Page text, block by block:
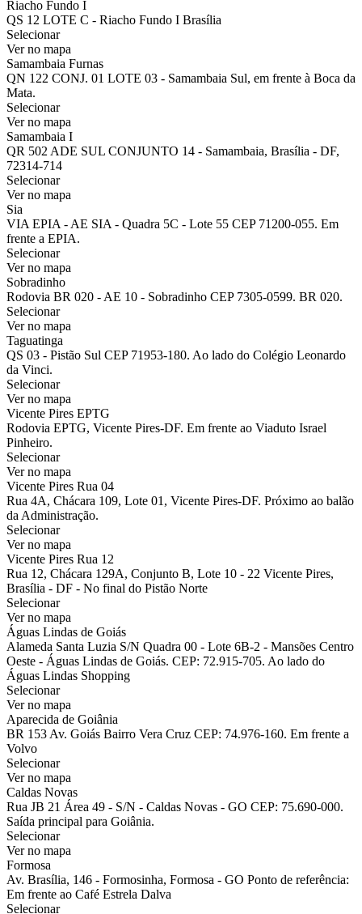
Riacho Fundo I
QS 12 LOTE C - Riacho Fundo I Brasília
Selecionar
Ver no mapa
Samambaia Furnas
QN 122 CONJ. 01 LOTE 03 - Samambaia Sul, em frente à Boca da
Mata.
Selecionar
Ver no mapa
Samambaia I
QR 502 ADE SUL CONJUNTO 14 - Samambaia, Brasília - DF,
72314-714
Selecionar
Ver no mapa
Sia
VIA EPIA - AE SIA - Quadra 5C - Lote 55 CEP 71200-055. Em
frente a EPIA.
Selecionar
Ver no mapa
Sobradinho
Rodovia BR 020 - AE 10 - Sobradinho CEP 7305-0599. BR 020.
Selecionar
Ver no mapa
Taguatinga
QS 03 - Pistão Sul CEP 71953-180. Ao lado do Colégio Leonardo
da Vinci.
Selecionar
Ver no mapa
Vicente Pires EPTG
Rodovia EPTG, Vicente Pires-DF. Em frente ao Viaduto Israel
Pinheiro.
Selecionar
Ver no mapa
Vicente Pires Rua 04
Rua 4A, Chácara 109, Lote 01, Vicente Pires-DF. Próximo ao balão
da Administração.
Selecionar
Ver no mapa
Vicente Pires Rua 12
Rua 12, Chácara 129A, Conjunto B, Lote 10 - 22 Vicente Pires,
Brasília - DF - No final do Pistão Norte
Selecionar
Ver no mapa
Águas Lindas de Goiás
Alameda Santa Luzia S/N Quadra 00 - Lote 6B-2 - Mansões Centro
Oeste - Águas Lindas de Goiás. CEP: 72.915-705. Ao lado do
Águas Lindas Shopping
Selecionar
Ver no mapa
Aparecida de Goiânia
BR 153 Av. Goiás Bairro Vera Cruz CEP: 74.976-160. Em frente a
Volvo
Selecionar
Ver no mapa
Caldas Novas
Rua JB 21 Área 49 - S/N - Caldas Novas - GO CEP: 75.690-000.
Saída principal para Goiânia.
Selecionar
Ver no mapa
Formosa
Av. Brasília, 146 - Formosinha, Formosa - GO Ponto de referência:
Em frente ao Café Estrela Dalva
Selecionar